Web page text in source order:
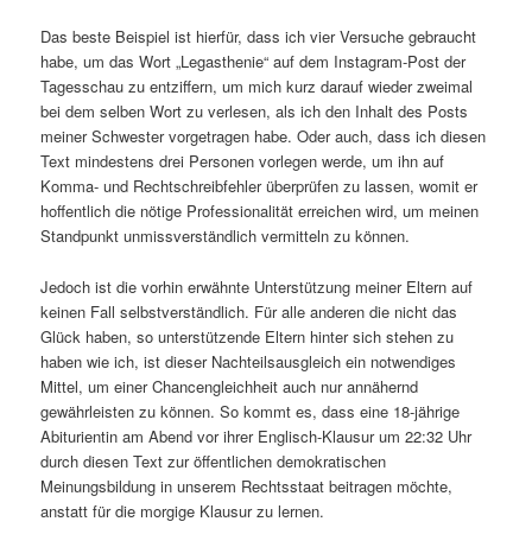
Das beste Beispiel ist hierfür, dass ich vier Versuche gebraucht
habe, um das Wort „Legasthenie“ auf dem Instagram-Post der
Tagesschau zu entziffern, um mich kurz darauf wieder zweimal
bei dem selben Wort zu verlesen, als ich den Inhalt des Posts
meiner Schwester vorgetragen habe. Oder auch, dass ich diesen
Text mindestens drei Personen vorlegen werde, um ihn auf
Komma- und Rechtschreibfehler überprüfen zu lassen, womit er
hoffentlich die nötige Professionalität erreichen wird, um meinen
Standpunkt unmissverständlich vermitteln zu können.
Jedoch ist die vorhin erwähnte Unterstützung meiner Eltern auf
keinen Fall selbstverständlich. Für alle anderen die nicht das
Glück haben, so unterstützende Eltern hinter sich stehen zu
haben wie ich, ist dieser Nachteilsausgleich ein notwendiges
Mittel, um einer Chancengleichheit auch nur annähernd
gewährleisten zu können. So kommt es, dass eine 18-jährige
Abiturientin am Abend vor ihrer Englisch-Klausur um 22:32 Uhr
durch diesen Text zur öffentlichen demokratischen
Meinungsbildung in unserem Rechtsstaat beitragen möchte,
anstatt für die morgige Klausur zu lernen.